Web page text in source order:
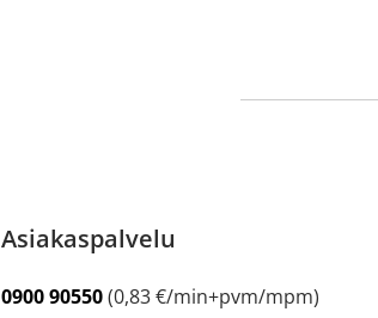
Asiakaspalvelu
0900 90550(0,83 €/min+pvm/mpm)